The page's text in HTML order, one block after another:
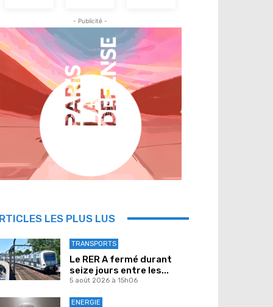
- Publicité -
LES PLUS LUS
TRANSPORTS
Le RER A fermé durant
seize jours entre les...
5 août 2026 à 15h06
ENERGIE